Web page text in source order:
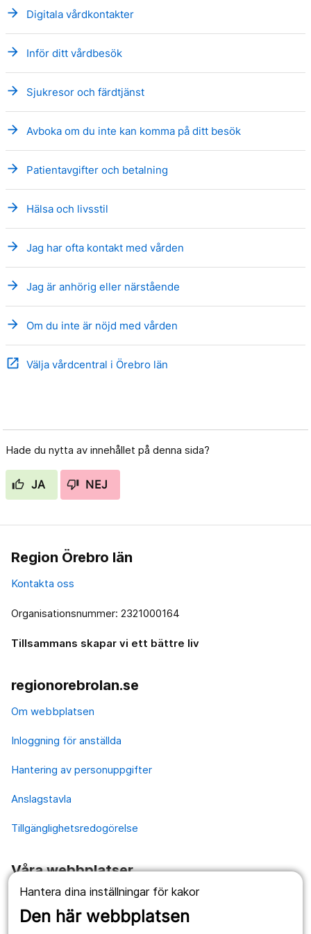
Hantera dina inställningar för kakor
Den här webbplatsen
arrow_forward Digitala vårdkontakter
arrow_forward Inför ditt vårdbesök
arrow_forward Sjukresor och färdtjänst
arrow_forward Avboka om du inte kan komma på ditt besök
arrow_forward Patientavgifter och betalning
arrow_forward Hälsa och livsstil
arrow_forward Jag har ofta kontakt med vården
arrow_forward Jag är anhörig eller närstående
arrow_forward Om du inte är nöjd med vården
open_in_new Välja vårdcentral i Örebro län
Hade du nytta av innehållet på denna sida?
JA NEJ
Region Örebro län
Kontakta oss
Organisationsnummer: 2321000164
Tillsammans skapar vi ett bättre liv
regionorebrolan.se
Om webbplatsen
Inloggning för anställda
Hantering av personuppgifter
Anslagstavla
Tillgänglighetsredogörelse
Våra webbplatser
1177.se
Länstrafiken